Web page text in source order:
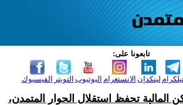
تابعونا على:
الفيسبوك التويتر اليوتيوب الانستغرام لينكدإن
المالية تحفظ استقلال الحوار المتمدن،